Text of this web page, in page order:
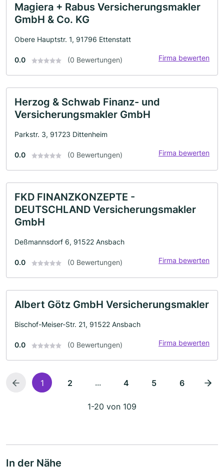
Magiera + Rabus Versicherungsmakler
GmbH & Co. KG
Obere Hauptstr. 1, 91796 Ettenstatt
0.0 (0 Bewertungen) Firma bewerten
Herzog & Schwab Finanz- und
Versicherungsmakler GmbH
Parkstr. 3, 91723 Dittenheim
0.0 (0 Bewertungen) Firma bewerten
FKD FINANZKONZEPTE -
DEUTSCHLAND Versicherungsmakler
GmbH
Deßmannsdorf 6, 91522 Ansbach
0.0 (0 Bewertungen) Firma bewerten
Albert Götz GmbH Versicherungsmakler
Bischof-Meiser-Str. 21, 91522 Ansbach
0.0 (0 Bewertungen) Firma bewerten
1 2 ... 4 5 6
1-20 von 109
In der Nähe